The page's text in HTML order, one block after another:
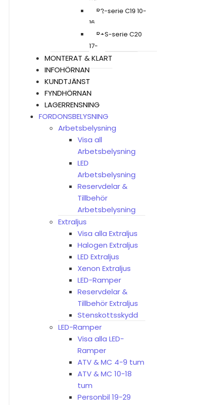
R2-serie C19 10-
16
R+S-serie C20
17-
MONTERAT & KLART
INFOHÖRNAN
KUNDTJÄNST
FYNDHÖRNAN
LAGERRENSNING
FORDONSBELYSNING
Arbetsbelysning
Visa all
Arbetsbelysning
LED
Arbetsbelysning
Reservdelar &
Tillbehör
Arbetsbelysning
Extraljus
Visa alla Extraljus
Halogen Extraljus
LED Extraljus
Xenon Extraljus
LED-Ramper
Reservdelar &
Tillbehör Extraljus
Stenskottsskydd
LED-Ramper
Visa alla LED-
Ramper
ATV & MC 4-9 tum
ATV & MC 10-18
tum
Personbil 19-29